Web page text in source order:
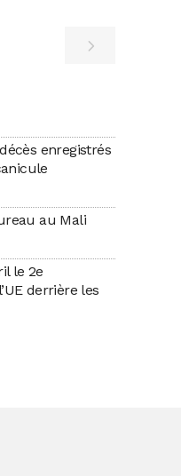
enregistrés
au Mali
le 2e
derrière les